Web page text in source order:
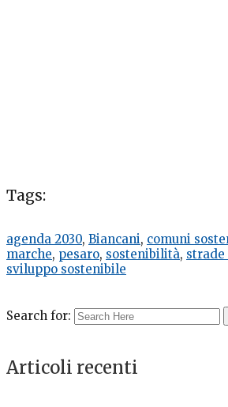
Tags:
agenda 2030, Biancani, comuni
marche, pesaro, sostenibilità, strade
sviluppo sostenibile
Search for:
Articoli recenti